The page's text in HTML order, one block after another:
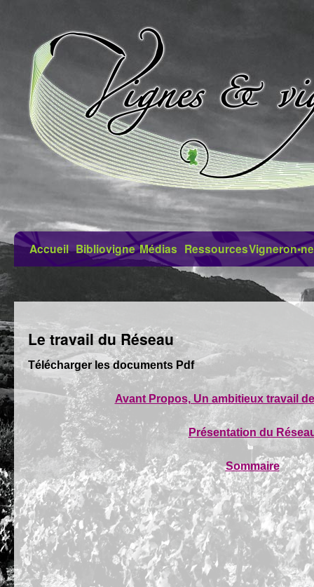
Accueil Bibliovigne Médias Ressources
Le travail du Réseau
Télécharger les documents Pdf
Avant Propos, Un ambitieux travail
Présentation du
Sommaire